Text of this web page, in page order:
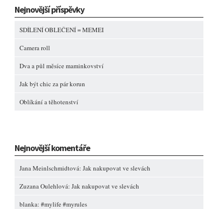
Nejnovější příspěvky
SDÍLENÍ OBLEČENÍ = MEMEI
Camera roll
Dva a půl měsíce maminkovství
Jak být chic za pár korun
Oblíkání a těhotenství
Nejnovější komentáře
Jana Meinlschmidtová: Jak nakupovat ve slevách
Zuzana Oulehlová: Jak nakupovat ve slevách
blanka: #mylife #myrules